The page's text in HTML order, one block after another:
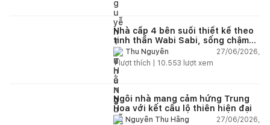
Nhà cấp 4 bên suối thiết kế theo
tinh thần Wabi Sabi, sống chậm
giữa thiên nhiên
Thu Nguyễn
27/06/2026,
1lượt thích | 10.553 lượt xem
Ngôi nhà mang cảm hứng Trung
Hoa với kết cấu lộ thiên hiện đại
Nguyễn Thu Hằng
27/06/2026,